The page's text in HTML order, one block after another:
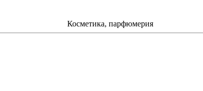
Косметика, парфюмерия